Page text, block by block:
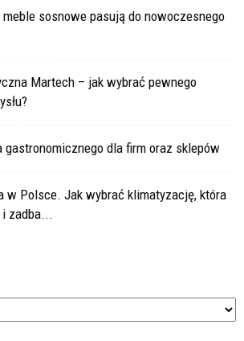
meble sosnowe pasują do nowoczesnego
Martech – jak wybrać pewnego
gastronomicznego dla firm oraz sklepów
w Polsce. Jak wybrać klimatyzację, która
zadba...